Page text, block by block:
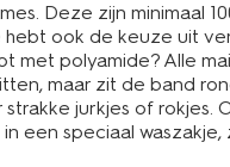
Deze zijn minimaal
ook de keuze uit
met polyamide? Alle
maar zit de band
jurkjes of rokjes.
een speciaal